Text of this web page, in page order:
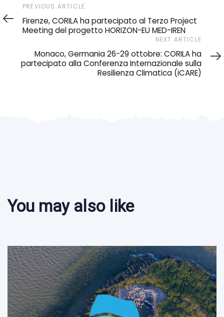
Previous
Article
PREVIOUS ARTICLE
Firenze, CORILA ha partecipato al Terzo Project
Meeting del progetto HORIZON-EU MED-IREN
NEXT ARTICLE
Monaco, Germania 26-29 ottobre: CORILA ha
partecipato alla Conferenza Internazionale sulla
Resilienza Climatica (iCARE)
You may also like